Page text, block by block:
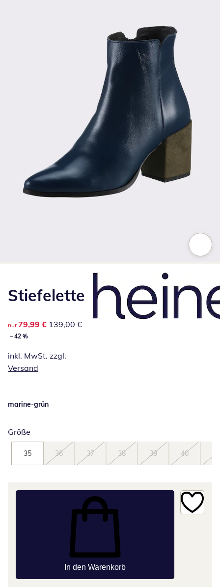
Stiefelette
reduzierter Preis 79,99 €, vorheriger Preis: 139,00 €
nur 79,99 € 139,00 €
– 42 %
inkl. MwSt. zzgl.
Versand
marine-grün
Größe
35 36 37 38 39 40
In den Warenkorb